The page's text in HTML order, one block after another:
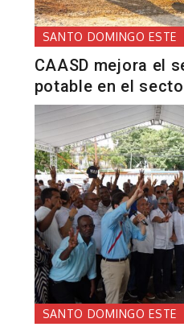
SANTO DOMINGO ESTE
CAASD mejora el
potable en el
SANTO DOMINGO ESTE